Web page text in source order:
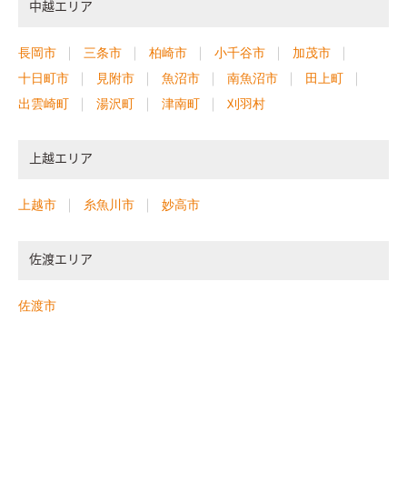
中越エリア
長岡市 三条市 柏崎市 小千谷市
加茂市
十日町市
見附市 魚沼市 南魚沼市
田上町
出雲崎町
湯沢町 津南町 刈羽村
上越エリア
上越市 糸魚川市 妙高市
佐渡エリア
佐渡市